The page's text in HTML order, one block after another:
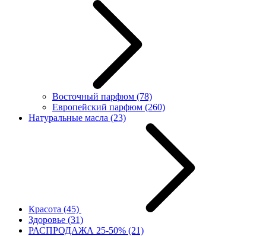
Восточный парфюм (78)
Европейский парфюм (260)
Натуральные масла (23)
Красота (45)
Здоровье (31)
РАСПРОДАЖА 25-50% (21)